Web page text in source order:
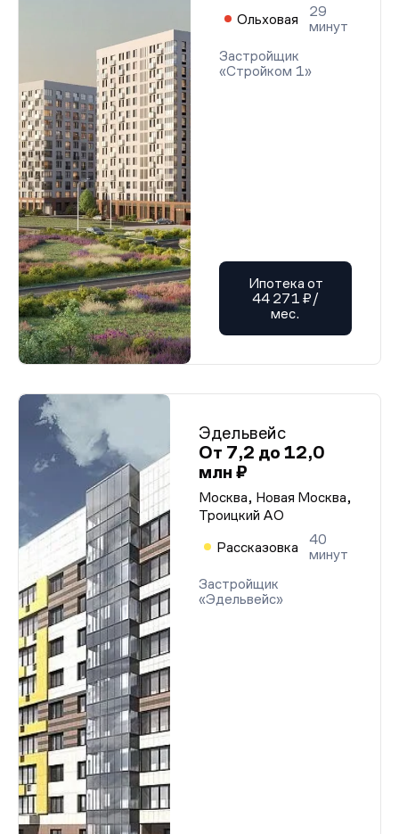
Ольховая
29
минут
Застройщик
«Стройком 1»
Ипотека от
44 271 ₽/
мес.
Эдельвейс
От 7,2 до 12,0
млн ₽
Москва, Новая Москва,
Троицкий АО
Рассказовка
40
минут
Застройщик
«Эдельвейс»